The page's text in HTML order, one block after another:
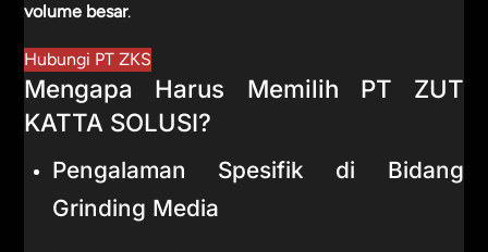
volume besar.
Hubungi PT ZKS
Mengapa Harus Memilih PT ZUT
KATTA SOLUSI?
Pengalaman Spesifik di Bidang
Grinding Media